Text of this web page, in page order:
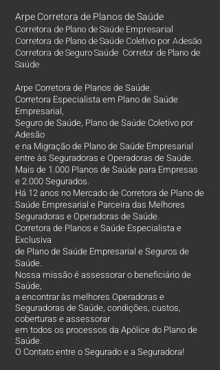
Arpe Corretora de Planos de Saúde
Corretora de Plano de Saúde Empresarial
Corretora de Plano de Saúde Coletivo por Adesão
Corretora de Seguro Saúde Corretor de Plano de
Saúde
Arpe Corretora de Planos de Saúde.
Corretora Especialista em Plano de Saúde
Empresarial,
Seguro de Saúde, Plano de Saúde Coletivo por
Adesão
e na Migração de Plano de Saúde Empresarial
entre às Seguradoras e Operadoras de Saúde.
Mais de 1.000 Planos de Saúde para Empresas
e 2.000 Segurados.
Há 12 anos no Mercado de Corretora de Plano de
Saúde Empresarial e Parceira das Melhores
Seguradoras e Operadoras de Saúde.
Corretora de Planos e Saúde Especialista e
Exclusiva
de Plano de Saúde Empresarial e Seguros de
Saúde.
Nossa missão é assessorar o beneficiário de
Saúde,
a encontrar às melhores Operadoras e
Seguradoras de Saúde, condições, custos,
coberturas e assessorar
em todos os processos da Apólice do Plano de
Saúde.
O Contato entre o Segurado e a Seguradora!